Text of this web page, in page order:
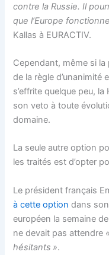
contre la Russie. Il
que l’Europe
Kallas à EURACTIV.
Cependant, même si
de la règle d’unanimité
s’effrite quelque peu,
son veto à toute
domaine.
La seule autre option
les traités est d’opter
Le président français
à cette option dans
européen la semaine
ne devait pas attendre
hésitants ».